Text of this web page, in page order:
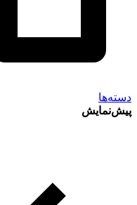
دسته‌ها
پیش‌نمایش